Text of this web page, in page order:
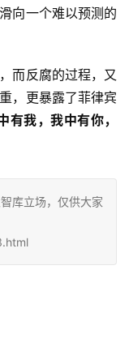
向一个难以预测的
而反腐的过程，又
，更暴露了菲律宾
有我，我中有你，
库立场，仅供大家